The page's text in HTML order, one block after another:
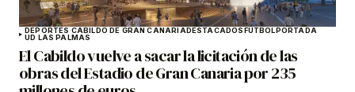
DEPORTES CABILDO DE GRAN CANARIADESTACADOSFÚTBOLPORTADA
UD LAS PALMAS
El Cabildo vuelve a sacar la licitación de las
obras del Estadio de Gran Canaria por 235